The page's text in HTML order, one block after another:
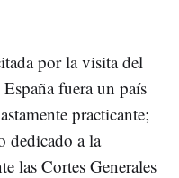
por la visita del
fuera un país
practicante;
dedicado a la
las Cortes Generales